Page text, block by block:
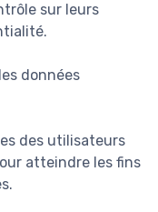
sur leurs
données
des utilisateurs
atteindre les fins